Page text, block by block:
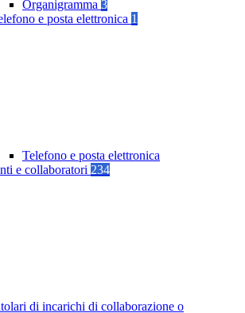
Organigramma 3
e posta elettronica 1
Telefono e posta elettronica
e collaboratori 234
di incarichi di collaborazione o